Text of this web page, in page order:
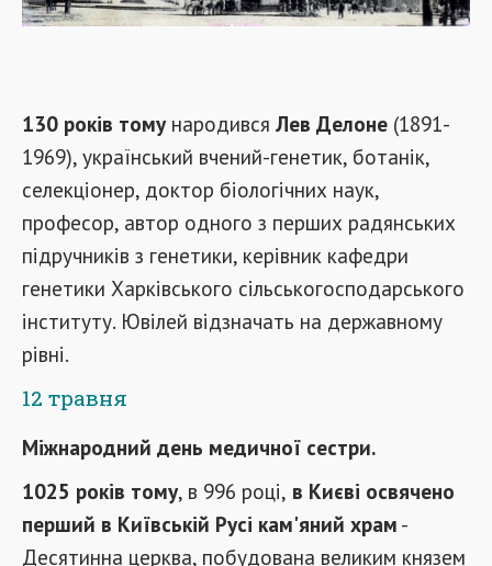
130 років томународився Лев Делоне (1891-
1969), український вчений-генетик, ботанік,
селекціонер, доктор біологічних наук,
професор, автор одного з перших радянських
підручників з генетики, керівник кафедри
генетики Харківського сільськогосподарського
інституту. Ювілей відзначать на державному
рівні.
12 травня
Міжнародний день медичної сестри.
1025 років тому, в 996 році, в Києві освячено
перший в Київській Русі кам'яний храм -
Десятинна церква, побудована великим князем